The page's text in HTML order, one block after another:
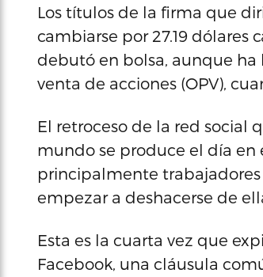
Los títulos de la firma que
cambiarse por 27.19 dólares
debutó en bolsa, aunque
venta de acciones (OPV),
El retroceso de la red social
mundo se produce el día en
principalmente trabajadores
empezar a deshacerse de
Esta es la cuarta vez que
Facebook, una cláusula